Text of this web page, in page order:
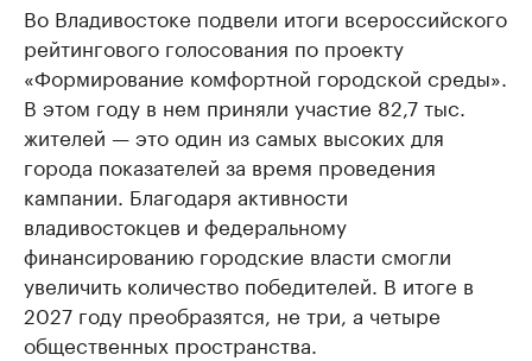
Во Владивостоке подвели итоги всероссийского
рейтингового голосования по проекту
«Формирование комфортной городской среды».
В этом году в нем приняли участие 82,7 тыс.
жителей — это один из самых высоких для
города показателей за время проведения
кампании. Благодаря активности
владивостокцев и федеральному
финансированию городские власти смогли
увеличить количество победителей. В итоге в
2027 году преобразятся, не три, а четыре
общественных пространства.